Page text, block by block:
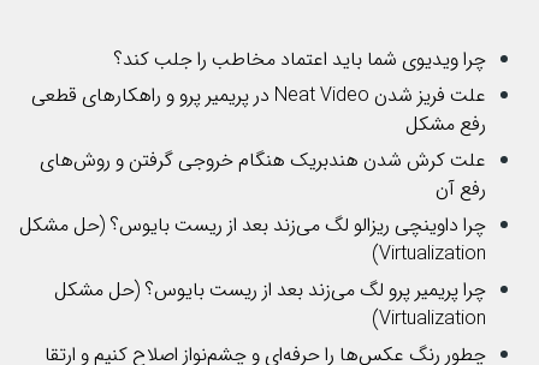
چرا ویدیوی شما باید اعتماد مخاطب را جلب کند؟
علت فریز شدن Neat Video در پریمیر پرو و راهکارهای قطعی
رفع مشکل
علت کرش شدن هندبریک هنگام خروجی گرفتن و روش‌های
رفع آن
چرا داوینچی ریزالو لگ می‌زند بعد از ریست بایوس؟ (حل مشکل
Virtualization)
چرا پریمیر پرو لگ می‌زند بعد از ریست بایوس؟ (حل مشکل
Virtualization)
چطور رنگ عکس‌ها را حرفه‌ای و چشم‌نواز اصلاح کنیم و ارتقا